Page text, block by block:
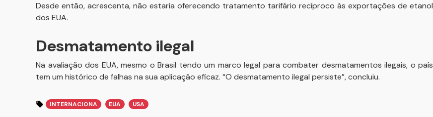
Desde então, acrescenta, não estaria oferecendo tratamento tarifário recíproco às exportações de etanol
dos EUA.
Desmatamento ilegal
Na avaliação dos EUA, mesmo o Brasil tendo um marco legal para combater desmatamentos ilegais, o país
tem um histórico de falhas na sua aplicação eficaz. “O desmatamento ilegal persiste”, concluiu.
INTERNACIONA EUA USA